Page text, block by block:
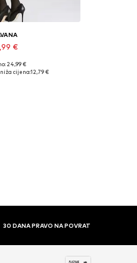
€
L-XL
24,99 €
cijena:12,79 €
30 DANA PRAVO NA POVRAT